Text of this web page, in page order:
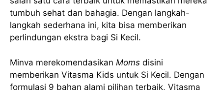
tumbuh sehat dan bahagia. Dengan langkah-
langkah sederhana ini, kita bisa memberikan
perlindungan ekstra bagi Si Kecil.
Minva merekomendasikan Moms disini
memberikan Vitasma Kids untuk Si Kecil. Dengan
formulasi 9 bahan alami pilihan terbaik, Vitasma